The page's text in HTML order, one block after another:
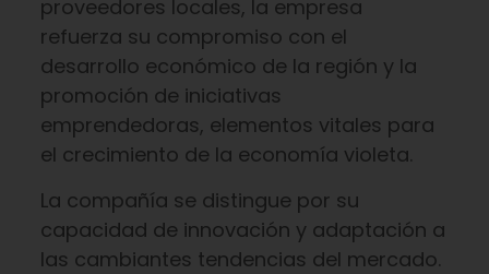
proveedores locales, la empresa
refuerza su compromiso con el
desarrollo económico de la región y la
promoción de iniciativas
emprendedoras, elementos vitales para
el crecimiento de la economía violeta.
La compañía se distingue por su
capacidad de innovación y adaptación a
las cambiantes tendencias del mercado.